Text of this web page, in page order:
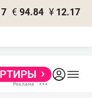
€ 94.84 ¥ 12.17